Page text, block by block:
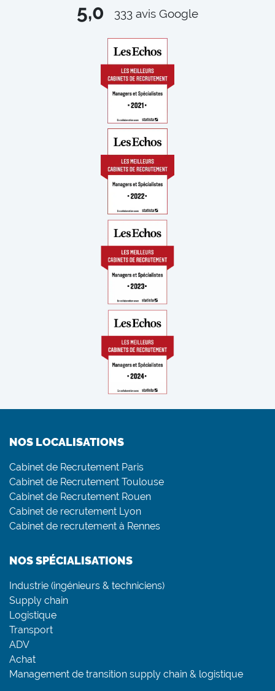
5,0 333 avis Google
NOS LOCALISATIONS
Cabinet de Recrutement Paris
Cabinet de Recrutement Toulouse
Cabinet de Recrutement Rouen
Cabinet de recrutement Lyon
Cabinet de recrutement à Rennes
NOS SPÉCIALISATIONS
Industrie (ingénieurs & techniciens)
Supply chain
Logistique
Transport
ADV
Achat
Management de transition supply chain & logistique